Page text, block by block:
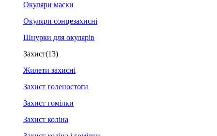
Окуляри маски
Окуляри сонцезахисні
Шнурки для окулярів
Захист(13)
Жилети захисні
Захист голеностопа
Захист гомілки
Захист коліна